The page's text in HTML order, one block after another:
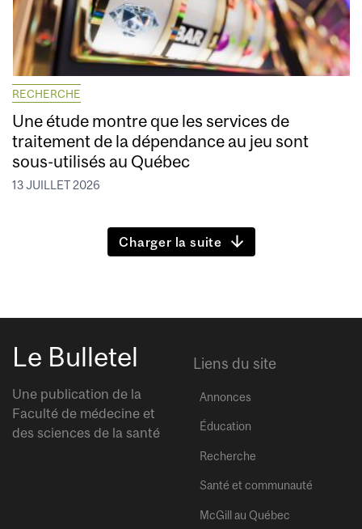
RECHERCHE
Une étude montre que les services de
traitement de la dépendance au jeu sont
sous-utilisés au Québec
13 JUILLET 2026
Charger la suite
Le Bulletel
Une publication de la
Faculté de médecine et
des sciences de la santé
Liens du site
Annonces
Éducation
Recherche
Santé et communauté
McGill au Québec